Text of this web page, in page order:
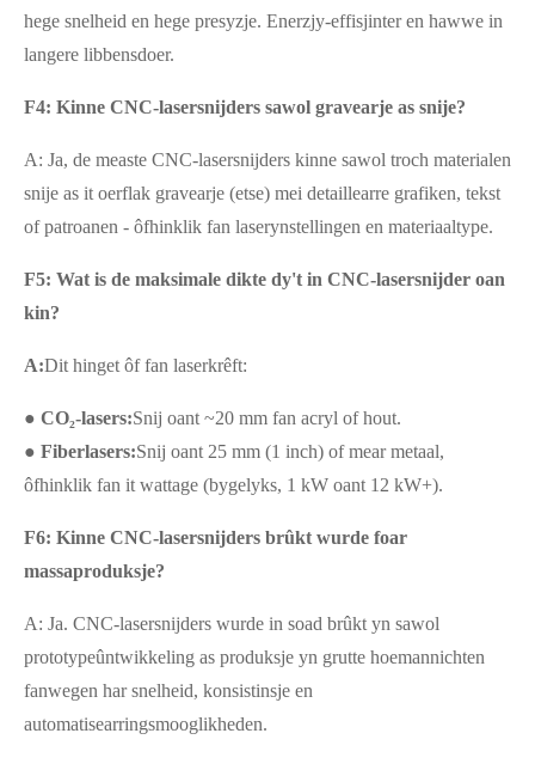
hege snelheid en hege presyzje. Enerzjy-effisjinter en hawwe in
langere libbensdoer.
F4: Kinne CNC-lasersnijders sawol gravearje as snije?
A: Ja, de measte CNC-lasersnijders kinne sawol troch materialen
snije as it oerflak gravearje (etse) mei detaillearre grafiken, tekst
of patroanen - ôfhinklik fan laserynstellingen en materiaaltype.
F5: Wat is de maksimale dikte dy't in CNC-lasersnijder oan
kin?
A:Dit hinget ôf fan laserkrêft:
● CO₂-lasers:Snij oant ~20 mm fan acryl of hout.
● Fiberlasers:Snij oant 25 mm (1 inch) of mear metaal,
ôfhinklik fan it wattage (bygelyks, 1 kW oant 12 kW+).
F6: Kinne CNC-lasersnijders brûkt wurde foar
massaproduksje?
A: Ja. CNC-lasersnijders wurde in soad brûkt yn sawol
prototypeûntwikkeling as produksje yn grutte hoemannichten
fanwegen har snelheid, konsistinsje en
automatisearringsmooglikheden.